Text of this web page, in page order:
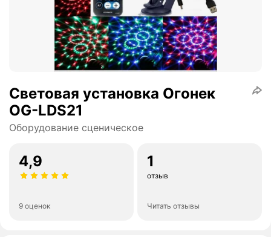
Световая установка Огонек
OG-LDS21
Оборудование сценическое
4,9
9 оценок
1
отзыв
Читать отзывы